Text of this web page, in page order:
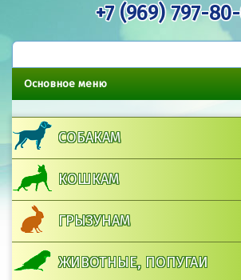
+7 (969) 797-
Основное меню
СОБАКАМ
КОШКАМ
ГРЫЗУНАМ
ЖИВОТНЫЕ, ПОПУГАИ